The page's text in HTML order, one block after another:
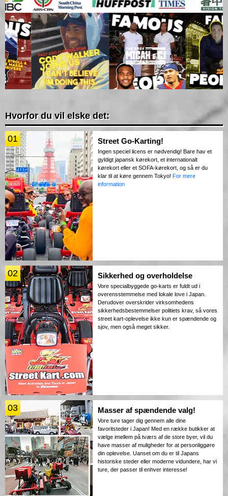
Hvorfor du vil elske det:
01 Street Go-Karting!
Ingen speciel licens er nødvendig! Bare hav et
gyldigt japansk kørekort, et internationalt
kørekort eller et SOFA-kørekort, og så er du
klar til at køre gennem Tokyo! For mere
information
02 Sikkerhed og overholdelse
Vore specialbyggede go-karts er fuldt ud i
overensstemmelse med lokale love i Japan.
Derudover overskrider virksomhedens
sikkerhedsbestemmelser politiets krav, så vores
street kart-oplevelse ikke kun er spændende og
sjov, men også meget sikker.
03 Masser af spændende valg!
Vore ture tager dig gennem alle dine
favoritsteder i Japan! Med en række butikker at
vælge imellem på tværs af de store byer, vil du
have masser af muligheder for at personliggøre
din oplevelse. Uanset om du er til Japans
historiske steder eller moderne vidundere, har vi
ture, der passer til enhver interesse!